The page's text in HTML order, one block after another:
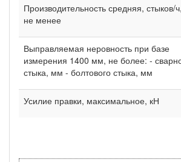
Производительность средняя, стыков/ч,
не менее
Выправляемая неровность при базе
измерения 1400 мм, не более: -
стыка, мм - болтового стыка, мм
Усилие правки, максимальное, кН